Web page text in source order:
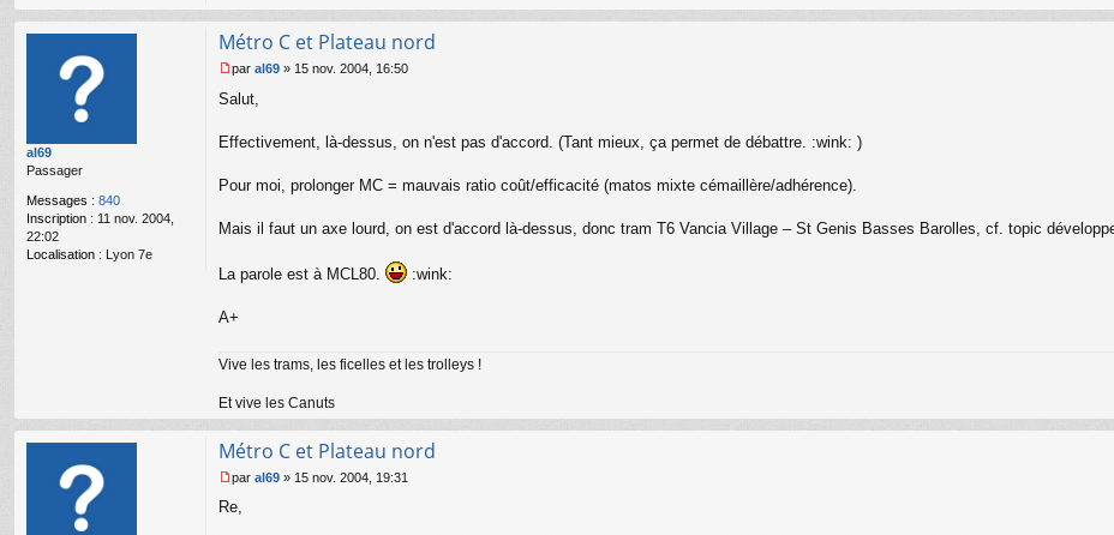
o
te
r
n
a
al69
Passager
Messages : 840
Inscription : 11 nov. 2004,
22:02
Localisation : Lyon 7e
Métro C et Plateau nord
e
s
e
o
u
par al69 » 15 nov. 2004, 16:50
Salut,
Effectivement, là-dessus, on n'est pas d'accord. (Tant mieux, ça permet de débattre. :wink: )
Pour moi, prolonger MC = mauvais ratio coût/efficacité (matos mixte cémaillère/adhérence).
Mais il faut un axe lourd, on est d'accord là-dessus, donc tram T6 Vancia Village – St Genis Basses Barolles, cf. topic
La parole est à MCL80. :wink:
A+
Vive les trams, les ficelles et les trolleys !
Et vive les Canuts
Métro C et Plateau nord
e
par al69 » 15 nov. 2004, 19:31
Re,